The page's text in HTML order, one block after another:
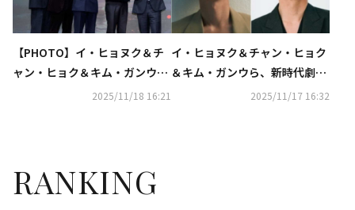
【PHOTO】イ・ヒョヌク＆チ
ャン・ヒョク＆キム・ガンウ
ら、大河ドラマ「文武」制作報
2025/11/18 16:21
イ・ヒョヌク＆チャン・ヒョク
＆キム・ガンウら、新時代劇
「文武」に出演決定！三韓を統
2025/11/17 16:32
RANKING